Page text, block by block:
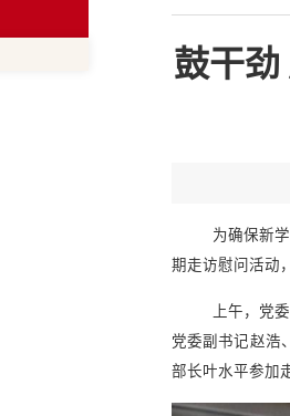
鼓干
为确保新
期走访慰问活动
上午，党
党委副书记赵浩
部长叶水平参加